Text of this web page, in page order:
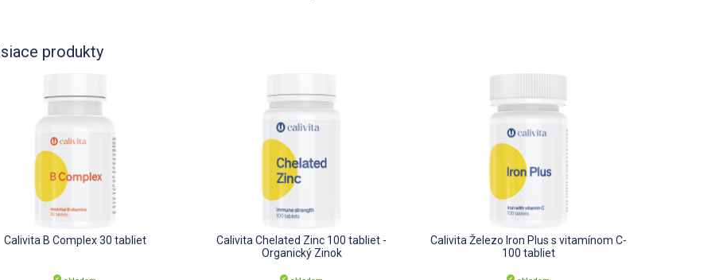
produkty
Calivita B Complex 30 tabliet
Calivita Chelated Zinc 100 tabliet -
Organický Zinok
Calivita Železo Iron Plus s vitamínom C-
100 tabliet